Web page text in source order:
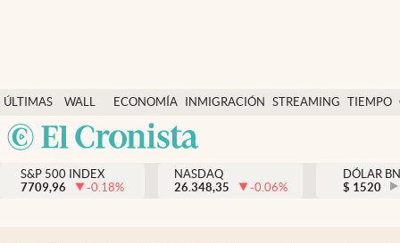
ÚLTIMAS
NOTICIAS
WALL
STREET
Y
DÓLAR
ECONOMÍA INMIGRACIÓN STREAMING TIEMPO
México
Finanzas y economía
Wall Street y dólar
Inmigración
S&P 500 INDEX
7709,96
-0.18%
NASDAQ
26.348,35
-0.06%
DÓLAR
$ 1520